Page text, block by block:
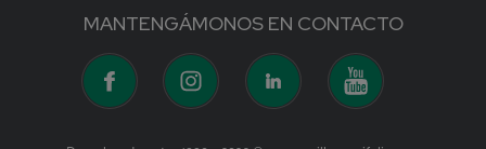
MANTENGÁMONOS EN CONTACTO